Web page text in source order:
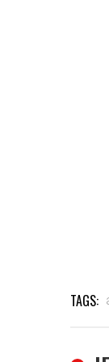
TAGS: